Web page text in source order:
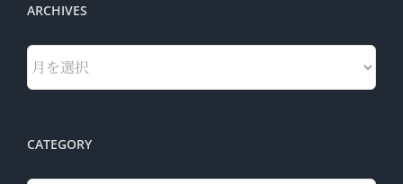
ARCHIVES
Archives
CATEGORY